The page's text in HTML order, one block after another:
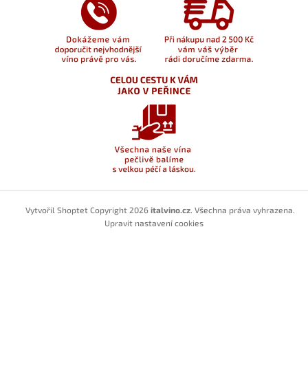
Vytvořil Shoptet Copyright 2026 italvino.cz. Všechna práva vyhrazena.
Upravit nastavení cookies